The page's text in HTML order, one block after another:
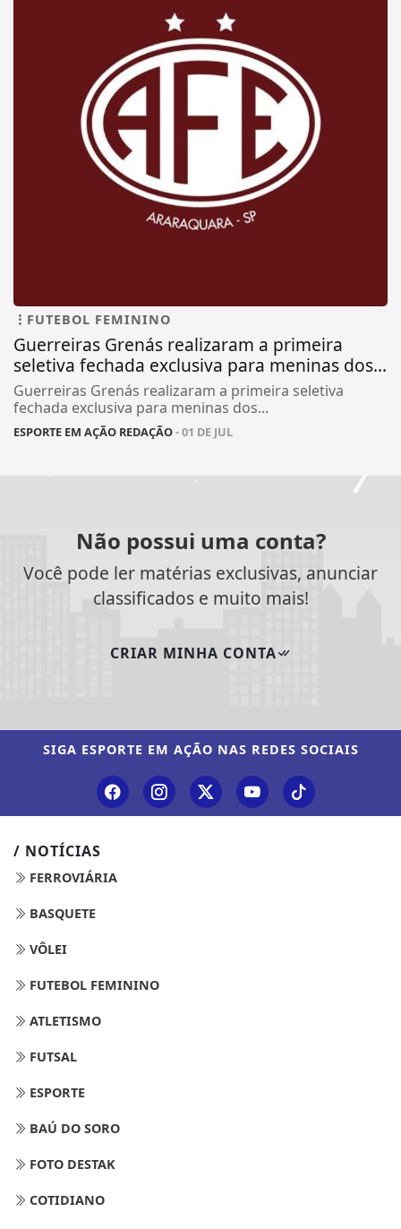
FUTEBOL FEMININO
Guerreiras Grenás realizaram a primeira
seletiva fechada exclusiva para meninas dos...
Guerreiras Grenás realizaram a primeira seletiva
fechada exclusiva para meninas dos...
ESPORTE EM AÇÃO REDAÇÃO- 01 DE JUL
Não possui uma conta?
Você pode ler matérias exclusivas, anunciar
classificados e muito mais!
CRIAR MINHA CONTA
SIGA ESPORTE EM AÇÃO NAS REDES SOCIAIS
/ NOTÍCIAS
FERROVIÁRIA
BASQUETE
VÔLEI
FUTEBOL FEMININO
ATLETISMO
FUTSAL
ESPORTE
BAÚ DO SORO
FOTO DESTAK
COTIDIANO